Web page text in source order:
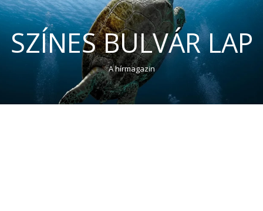
SZÍNES BULVÁR LAP
A hírmagazin